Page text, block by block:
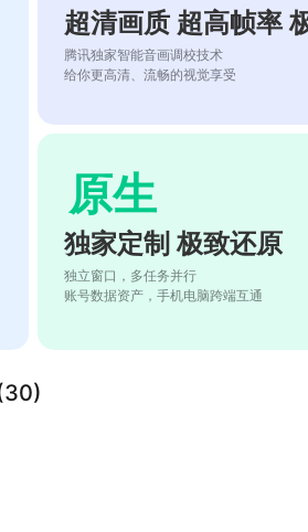
超清画质 超高帧率
腾讯独家智能音画调校技术
给你更高清、流畅的视觉享受
原生
独家定制 极致还原
独立窗口，多任务并行
账号数据资产，手机电脑跨端互通